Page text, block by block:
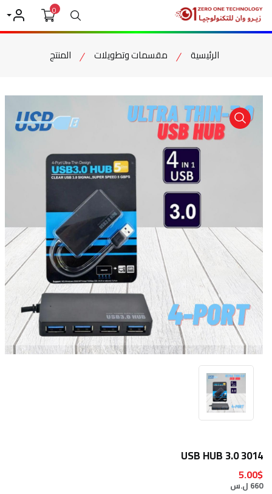
بحث0
حسابي
الرئيسية مقسمات وتطويلات المنتج
item view
USB HUB 3.0 3014
5.00$
660 ل.س